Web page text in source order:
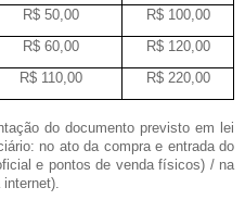
R$ 50,00
R$ 100,00
R$ 60,00
R$ 120,00
R$ 110,00 R$ 220,00
do documento previsto em lei
no ato da compra e entrada do
e pontos de venda físicos) / na